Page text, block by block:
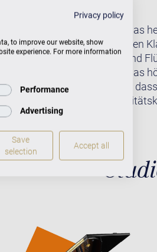
Zimmermann – das
einem wunderbaren
unsere Klaviere und
kontrolliert. Und das
näher: Wir wollen,
akustischen
Privacy policy
to improve our website, show
experience. For more information
Performance
Advertising
Save
selection
Accept all